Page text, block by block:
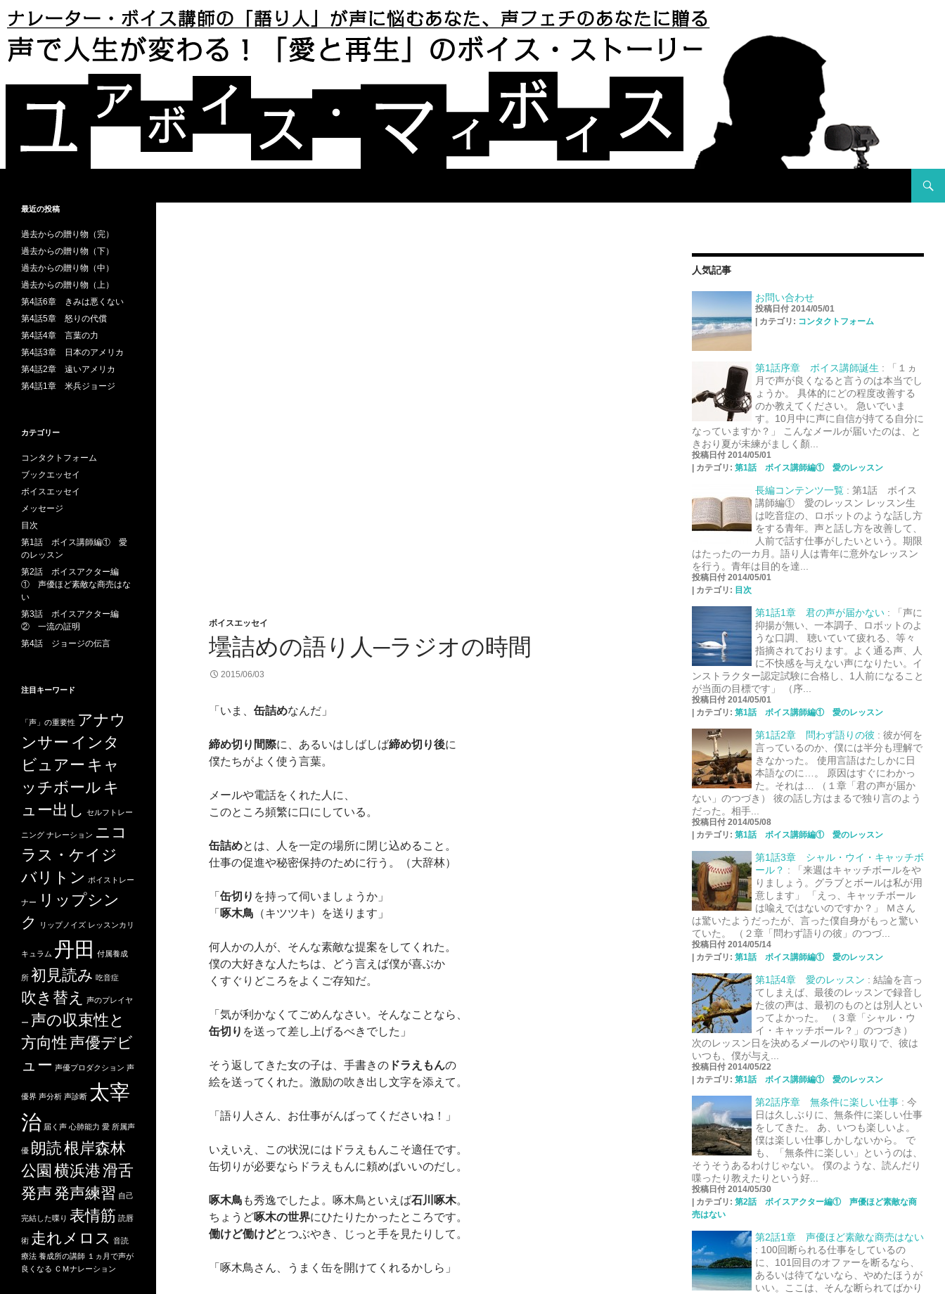
ボイスエッセイ
壜詰めの語り人─ラジオの時間
2015/06/03
「いま、 缶詰めなんだ」
締め切り間際に、あるいはしばしば締め切り後に
僕たちがよく使う言葉。
メールや電話をくれた人に、
このところ頻繁に口にしている。
缶詰めとは、人を一定の場所に閉じ込めること。
仕事の促進や秘密保持のために行う。（大辞林）
「 缶切り を持って伺いましょうか」
「 啄木鳥 （キツツキ）を送ります」
何人かの人が、そんな素敵な提案をしてくれた。
僕の大好きな人たちは、どう言えば僕が喜ぶか
くすぐりどころをよくご存知だ。
「気が利かなくてごめんなさい。そんなことなら、
缶切り を送って差し上げるべきでした」
そう返してきた女の子は、手書きの ドラえもんの
絵を送ってくれた。激励の吹き出し文字を添えて。
「語り人さん、お仕事がんばってくださいね！」
いえいえ、この状況にはドラえもんこそ適任です。
缶切りが必要ならドラえもんに頼めばいいのだし。
啄木鳥 も秀逸でしたよ。啄木鳥といえば石川啄木。
ちょうど啄木の世界にひたりたかったところです。
働けど働けどとつぶやき、じっと手を見たりして。
「啄木鳥さん、うまく缶を開けてくれるかしら」
人気記事
お問い合わせ
投稿日付 2014/05/01
カテゴリ: コンタクトフォーム
第1話序章 ボイス講師誕生 :
「１ヵ
月で声が良くなると言うのは本当でし
ょうか。 具体的にどの程度改善する
のか教えてください。 急いでいま
す。10月中に声に自信が持てる自分に
なっていますか？」 こんなメールが届いたのは、と
きおり夏が未練がましく顏...
投稿日付 2014/05/01
カテゴリ: 第1話 ボイス講師編① 愛のレッスン
長編コンテンツ一覧: 第1話 ボイス
講師編① 愛のレッスン レッスン生
は吃音症の、ロボットのような話し方
をする青年。声と話し方を改善して、
人前で話す仕事がしたいという。期限
はたったの一カ月。語り人は青年に意外なレッスン
を行う。青年は目的を達...
投稿日付 2014/05/01
カテゴリ: 目次
第1話1章 君の声が届かない:
「声に
抑揚が無い、一本調子、ロボットのよ
うな口調、 聴いていて疲れる、等々
指摘されております。よく通る声、人
に不快感を与えない声になりたい。イ
ンストラクター認定試験に合格し、1人前になること
が当面の目標です」 （序...
投稿日付 2014/05/01
カテゴリ: 第1話 ボイス講師編① 愛のレッスン
第1話2章 問わず語りの彼 : 彼が何を
言っているのか、僕には半分も理解で
きなかった。 使用言語はたしかに日
本語なのに…。 原因はすぐにわかっ
た。それは… （１章「君の声が届か
ない」のつづき） 彼の話し方はまるで独り言のよう
だった。相手...
投稿日付 2014/05/08
カテゴリ: 第1話 ボイス講師編① 愛のレッスン
第1話3章 シャル・ウイ・キャッチボ
ール？ :
「来週はキャッチボールをや
りましょう。グラブとボールは私が用
意します」 「えっ、キャッチボール
は喩えではないのですか？」 Ｍさん
は驚いたようだったが、言った僕自身がもっと驚い
ていた。 （２章「問わず語りの彼」のつづ...
投稿日付 2014/05/14
カテゴリ: 第1話 ボイス講師編① 愛のレッスン
第1話4章 愛のレッスン : 結論を言っ
てしまえば、最後のレッスンで録音し
た彼の声は、最初のものとは別人とい
ってよかった。 （３章「シャル・ウ
イ・キャッチボール？」のつづき）
次のレッスン日を決めるメールのやり取りで、彼は
いつも、僕が与え...
投稿日付 2014/05/22
カテゴリ: 第1話 ボイス講師編① 愛のレッスン
第2話序章 無条件に楽しい仕事: 今
日は久しぶりに、無条件に楽しい仕事
をしてきた。 あ、いつも楽しいよ。
僕は楽しい仕事しかしないから。 で
も、「無条件に楽しい」というのは、
そうそうあるわけじゃない。 僕のような、読んだり
喋ったり教えたりという好...
投稿日付 2014/05/30
カテゴリ: 第2話 ボイスアクター編① 声優ほど素敵な商
売はない
第2話1章 声優ほど素敵な商売はない
: 100回断られる仕事をしているの
に、101回目のオファーを断るなら、
あるいは待てないなら、やめたほうが
いい。ここは、そんな断られてばかり
あなたは自分の「声」が好きです
ませんか？
最近の投稿
過去からの贈り物（完）
過去からの贈り物（下）
過去からの贈り物（中）
過去からの贈り物（上）
第4話6章 きみは悪くない
第4話5章 怒りの代償
第4話4章 言葉の力
第4話3章 日本のアメリカ
第4話2章 遠いアメリカ
第4話1章 米兵ジョージ
カテゴリー
コンタクトフォーム
ブックエッセイ
ボイスエッセイ
メッセージ
目次
第1話 ボイス講師編① 愛
のレッスン
第2話 ボイスアクター編
① 声優ほど素敵な商売はな
い
第3話 ボイスアクター編
② 一流の証明
第4話 ジョージの伝言
注目キーワード
「声」の重要性 アナウ
ンサー インタ
ビュアー キャ
ッチボール キ
ュー出し セルフトレー
ニング ナレーション ニコ
ラス・ケイジ
バリトン ボイストレー
ナー
リップシン
ク
リップノイズ レッスンカリ
キュラム 丹田 付属養成
所 初見読み 吃音症
吹き替え 声のプレイヤ
ー 声の収束性と
方向性 声優デビ
ュー 声優プロダクション 声
優界 声分析 声診断 太宰
治 届く声 心肺能力 愛 所属声
優 朗読根岸森林
公園 横浜港滑舌
発声発声練習 自己
完結した喋り 表情筋 読唇
術 走れメロス 音読
療法 養成所の講師 １ヵ月で声が
良くなる ＣＭナレーション